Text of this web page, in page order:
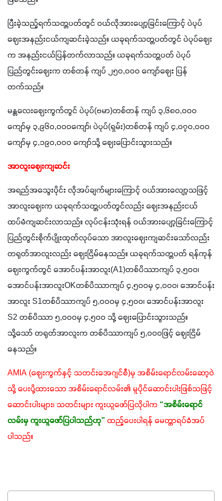
ပြီးခဲ့သည့်ရက်သတ္တပတ်တွင် ၀ယ်လိုအားပျော့ခြင်းကြောင့် ပဲပုပ်
ဈေးအနည်းငယ်ကျဆင်းခဲ့သည်။ ယခုရက်သတ္တပတ်တွင် ပဲပုပ်ဈေး
က အနည်းငယ်ပြန်တက်လာသည်။ ယခုရက်သတ္တပတ် ပဲပုပ်
ပြည်တွင်းဈေးက တစ်တန် ကျပ် ၂၅၀,၀၀၀ ကျော်ဈေး ပြန်
တက်သည်။
မန္တလေးဈေးကွက်တွင် ပဲပုပ်(ဗမာ)တစ်တန် ကျပ် ၃,၆၈၀,၀၀၀
ကျော်မှ ၃,၉၆၀,၀၀၀ကျော်၊ ပဲပုပ်(ရှမ်း)တစ်တန် ကျပ် ၄,၀၇၀,၀၀၀
ကျော်မှ ၄,၁၉၀,၀၀၀ ကျော်သို့ ဈေးပြောင်းသွားသည်။
အာလူးဈေးကျဆင်း
အရည်အသွေးပိုင်း လိုအပ်ချက်များ‌ကြောင့် ၀ယ်အားလျော့သဖြင့်
အာလူးဈေးက ယခုရက်သတ္တပတ်တွင်လည်း ဈေးအနည်းငယ်
ထပ်မံကျဆင်းလာသည်။ လုပ်ငန်းသုံးရန် ၀ယ်အားပျော့ခြင်းကြောင့်
ပြည်တွင်းစိုက်ပျိုးထုတ်လုပ်သော အာလူးဈေးကျဆင်းသော်လည်း
တရုတ်အာလူးလည်း ဈေးငြိမ်‌နေသည်။ ယခုရက်သတ္တပတ် ရန်ကုန်
ဈေးကွက်တွင် ‌အောင်ပန်းအာလူး(A1)တစ်ပိဿာကျပ် ၃,၅၀၀၊
အောင်ပန်းအာလူးOKတစ်ပိဿာကျပ် ၄,၅၀၀မှ ၄,၀၀၀၊ အောင်ပန်း
အာလူး S1တစ်ပိဿာကျပ် ၅,၀၀၀မှ ၄,၅၀၀၊ အောင်ပန်းအာလူး
S2 တစ်ပိဿာ ၅,၀၀၀မှ ၄,၅၀၀ သို့ ဈေးပြောင်းသွားသည်။
သို့သော် တရုတ်အာလူးက တစ်ပိဿာကျပ် ၅,၀၀၀ဖြင့် ဈေးငြိမ်
နေသည်။
AMIA (ဈေးကွက်နှင့် သတင်းအေဂျင်စီ)မှ အစိမ်းရောင်လမ်းဆော့ဝဲ
သို့ ပေးပို့ထားသော အစိမ်းရောင်လမ်း၏ မူပိုင်ဆောင်းပါးဖြစ်သဖြင့်
ဆောင်းပါးများ၊ သတင်းများ ကူးယူဖော်ပြလိုပါက “အစိမ်းရောင်
လမ်းမှ ကူးယူဖော်ပြပါသည်ဟု” ထည့်ပေးပါရန် မေတ္တာရပ်ခံအပ်
ပါသည်။